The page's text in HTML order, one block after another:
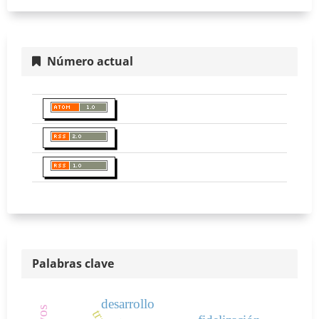
Número actual
Palabras clave
desarrollo